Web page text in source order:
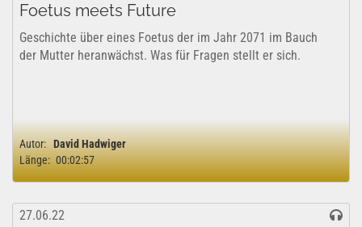
Foetus meets Future
Geschichte über eines Foetus der im Jahr 2071 im Bauch
der Mutter heranwächst. Was für Fragen stellt er sich.
Autor: David Hadwiger
Länge: 00:02:57
27.06.22